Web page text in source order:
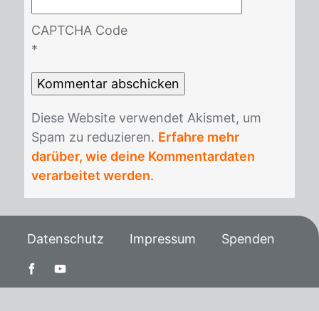
CAPTCHA Code
*
Die­se Web­site ver­wen­det Akis­met, um
Spam zu re­du­zie­ren. Erfahre mehr
darüber, wie deine Kommentardaten
verarbeitet werden.
Datenschutz Impressum Spenden